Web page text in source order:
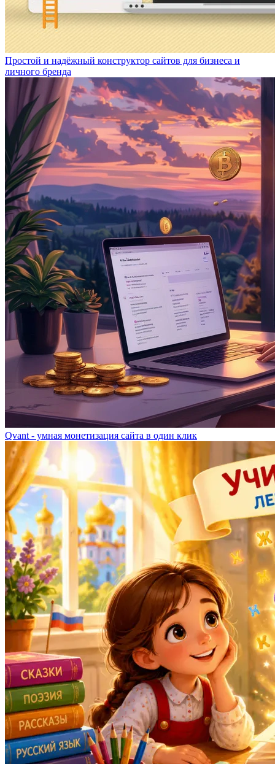
Простой и надёжный конструктор сайтов для бизнеса и
личного бренда
Qvant - умная монетизация сайта в один клик